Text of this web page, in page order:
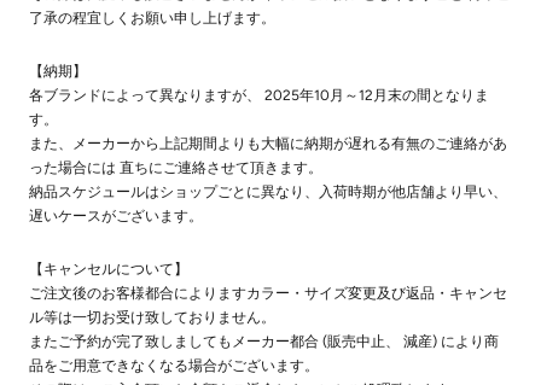
了承の程宜しくお願い申し上げます。
【納期】
各ブランドによって異なりますが、 2025年10月～12月末の間となりま
す。
また、メーカーから上記期間よりも大幅に納期が遅れる有無のご連絡があ
った場合には 直ちにご連絡させて頂きます。
納品スケジュールはショップごとに異なり、入荷時期が他店舗より早い、
遅いケースがございます。
【キャンセルについて】
ご注文後のお客様都合によりますカラー・サイズ変更及び返品・キャンセ
ル等は一切お受け致しておりません。
またご予約が完了致しましてもメーカー都合 (販売中止、 減産) により商
品をご用意できなくなる場合がございます。